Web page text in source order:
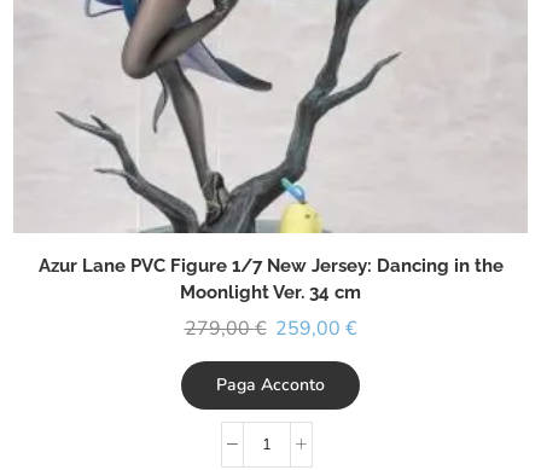
Azur Lane PVC Figure 1/7 New Jersey: Dancing in the
Moonlight Ver. 34 cm
279,00€ 259,00 €
Paga Acconto